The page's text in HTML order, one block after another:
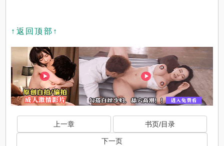
↑返回顶部↑
上一章 书页/目录
下一页